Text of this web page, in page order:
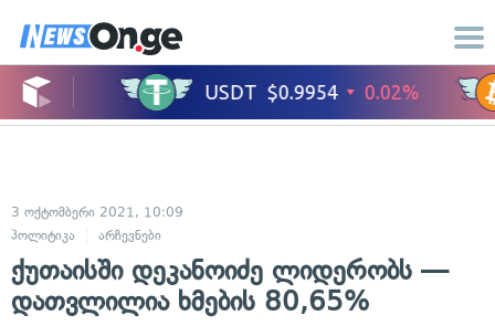
3 ოქტომბერი 2021, 10:09
პოლიტიკა
არჩევნები
ქუთაისში დეკანოიძე ლიდერობს —
დათვლილია ხმების 80,65%